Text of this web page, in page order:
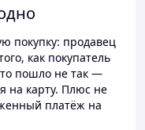
покупку: продавец
как покупатель
то пошло не так —
на карту. Плюс не
платёж на